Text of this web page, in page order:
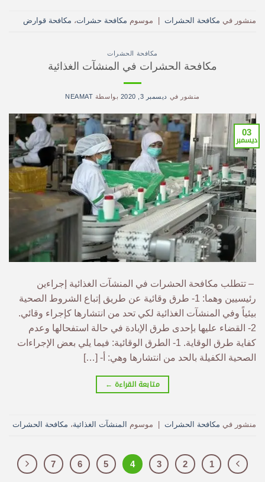
منشور في مكافحة الحشرات موسوم مكافحة حشرات، مكافحة قوارض
مكافحة الحشرات
مكافحة الحشرات في المنشآت الغذائية
منشور في ديسمبر 3, 2020 بواسطة NEAMAT
03
ديسمبر
– تتطلب مكافحة الحشرات في المنشآت الغذائية إجراءين
رئيسيين وهما: 1- طرق وقائية عن طريق إتباع الشروط الصحية
بيئياً وفي المنشآت الغذائية لكي تحد من انتشارها كإجراء وقائي.
2- القضاء عليها بإحدى طرق الإبادة في حالة استفحالها وعدم
كفاية طرق الوقاية. 1- الطرق الوقائية: فيما يلي بعض الإجراءات
الصحية الكفيلة بالحد من انتشارها وهي: أ‌- […]
متابعة القراءة ←
منشور في مكافحة الحشرات موسوم المنشآت الغذائية، مكافحة الحشرات
1
2
3
4
5
6
7